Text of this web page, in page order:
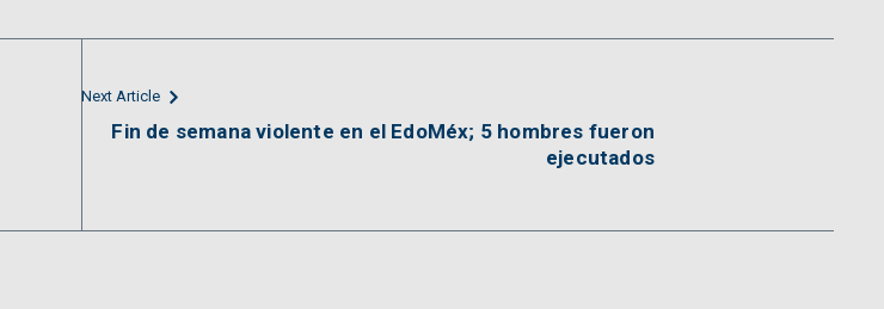
Next Article
Fin de semana violente en el EdoMéx; 5 hombres fueron
ejecutados